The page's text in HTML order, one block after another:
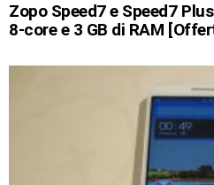
Zopo Speed7 e Speed7
8-core e 3 GB di RAM